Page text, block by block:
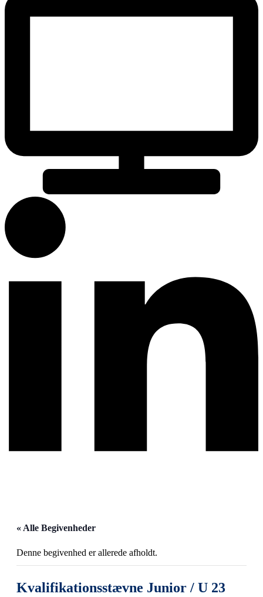
« Alle Begivenheder
Denne begivenhed er allerede afholdt.
Kvalifikationsstævne Junior / U 23